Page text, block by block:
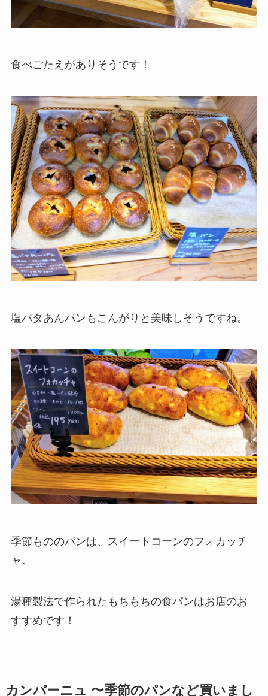
食べごたえがありそうです！
塩バタあんパンもこんがりと美味しそうですね。
季節もののパンは、スイートコーンのフォカッチ
ャ。
湯種製法で作られたもちもちの食パンはお店のお
すすめです！
カンパーニュ 〜季節のパンなど買いまし